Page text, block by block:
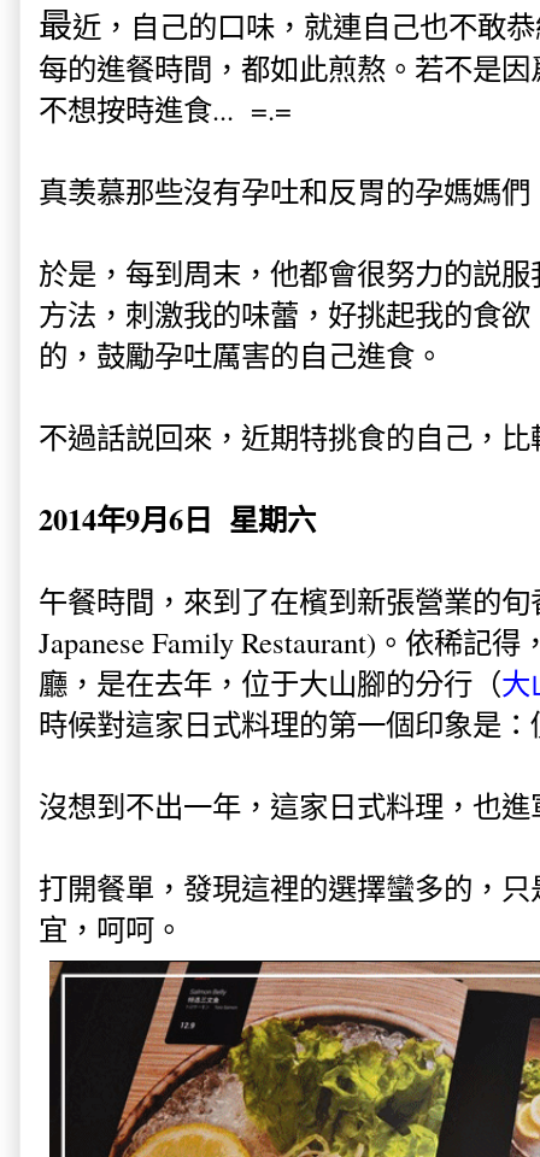
最近，自己的口味，就連自己也不敢
每的進餐時間，都如此煎熬。若不是
不想按時進食... =.=
真羡慕那些沒有孕吐和反胃的孕媽媽們
於是，每到周末，他都會很努力的説
方法，刺激我的味蕾，好挑起我的食
的，鼓勵孕吐厲害的自己進食。
不過話説回來，近期特挑食的自己，
2014年9月6日 星期六
午餐時間，來到了在檳到新張營業的旬
Japanese Family Restaurant)。依稀記
廳，是在去年，位于大山腳的分行（大
時候對這家日式料理的第一個印象是
沒想到不出一年，這家日式料理，也
打開餐單，發現這裡的選擇蠻多的，
宜，呵呵。